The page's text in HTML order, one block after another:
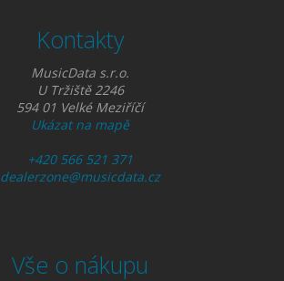
Kontakty
MusicData s.r.o.
U Tržiště 2246
594 01 Velké Meziříčí
Ukázat na mapě
+420 566 521 371
dealerzone@musicdata.cz
Vše o nákupu